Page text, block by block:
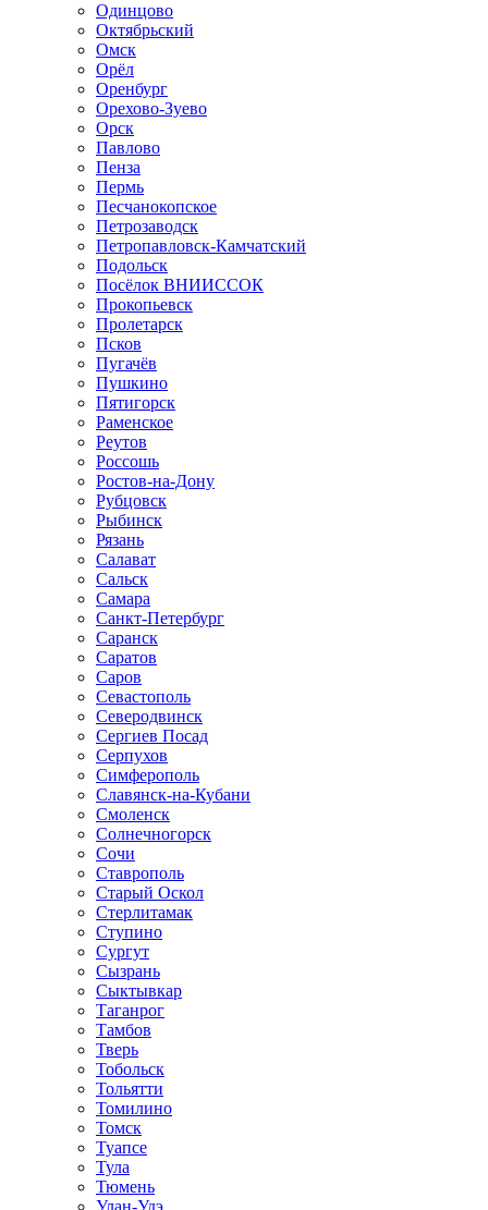
Одинцово
Октябрьский
Омск
Орёл
Оренбург
Орехово-Зуево
Орск
Павлово
Пенза
Пермь
Песчанокопское
Петрозаводск
Петропавловск-Камчатский
Подольск
Посёлок ВНИИССОК
Прокопьевск
Пролетарск
Псков
Пугачёв
Пушкино
Пятигорск
Раменское
Реутов
Россошь
Ростов-на-Дону
Рубцовск
Рыбинск
Рязань
Салават
Сальск
Самара
Санкт-Петербург
Саранск
Саратов
Саров
Севастополь
Северодвинск
Сергиев Посад
Серпухов
Симферополь
Славянск-на-Кубани
Смоленск
Солнечногорск
Сочи
Ставрополь
Старый Оскол
Стерлитамак
Ступино
Сургут
Сызрань
Сыктывкар
Таганрог
Тамбов
Тверь
Тобольск
Тольятти
Томилино
Томск
Туапсе
Тула
Тюмень
Улан-Удэ